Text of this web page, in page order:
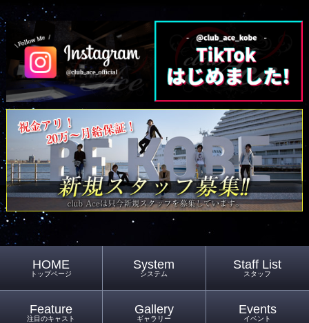
HOME
トップページ
System
システム
Staff List
スタッフ
Feature
注目のキャスト
Gallery
ギャラリー
Events
イベント